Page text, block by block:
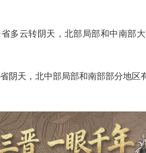
多云转阴天，北部局部和中南部
阴天，北中部局部和南部部分地区